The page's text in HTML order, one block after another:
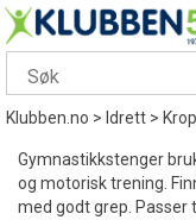
Klubben.no> Idrett>
Gymnastikkstenger
og motorisk trening.
med godt grep. Passer